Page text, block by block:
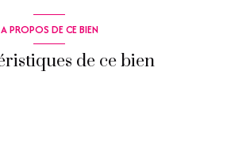
A PROPOS DE CE BIEN
de ce bien